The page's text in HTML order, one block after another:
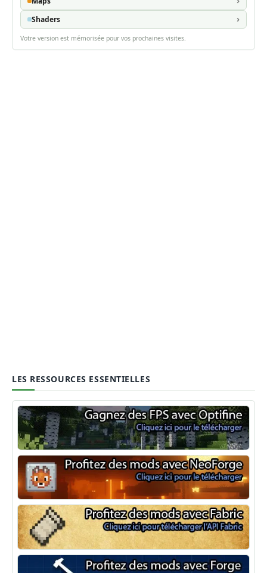
Shaders
Votre version est mémorisée pour vos prochaines visites.
LES RESSOURCES ESSENTIELLES
Optifine
NeoForge
Minecraft Fabric